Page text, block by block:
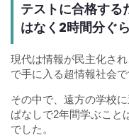
テストに合格する
はなく2時間分ぐ
現代は情報が民主化さ
で手に入る超情報社会で
その中で、遠方の学校
ぱなしで2年間学ぶこと
でした。